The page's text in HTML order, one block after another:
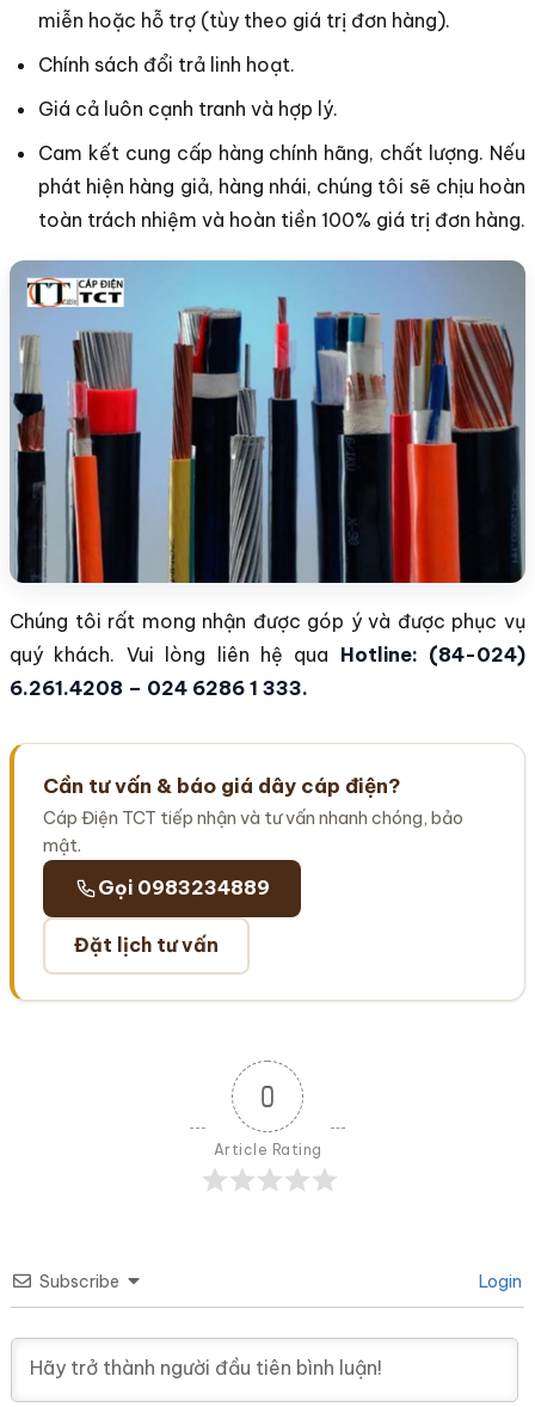
miễn hoặc hỗ trợ (tùy theo giá trị đơn hàng).
Chính sách đổi trả linh hoạt.
Giá cả luôn cạnh tranh và hợp lý.
Cam kết cung cấp hàng chính hãng, chất lượng. Nếu
phát hiện hàng giả, hàng nhái, chúng tôi sẽ chịu hoàn
toàn trách nhiệm và hoàn tiền 100% giá trị đơn hàng.
Chúng tôi rất mong nhận được góp ý và được phục vụ
quý khách. Vui lòng liên hệ qua Hotline: (84-024)
6.261.4208 – 024 6286 1 333.
Cần tư vấn & báo giá dây cáp điện?
Cáp Điện TCT tiếp nhận và tư vấn nhanh chóng, bảo
mật.
Gọi 0983234889
Đặt lịch tư vấn
0
Article Rating
Subscribe Login